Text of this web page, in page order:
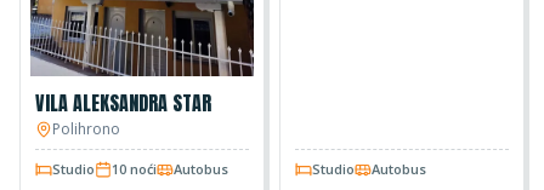
VILA ALEKSANDRA STAR
Polihrono
Studio 10 noći Autobus Studio Autobus